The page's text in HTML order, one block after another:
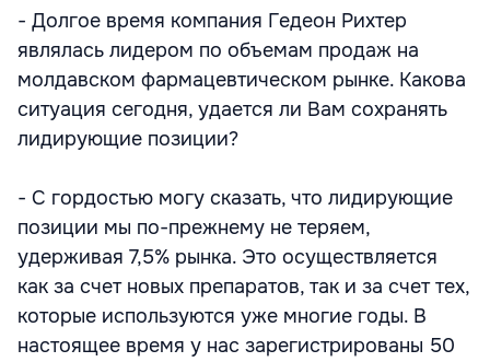
- Долгое время компания Гедеон Рихтер
являлась лидером по объемам продаж на
молдавском фармацевтическом рынке. Какова
ситуация сегодня, удается ли Вам сохранять
лидирующие позиции?
- С гордостью могу сказать, что лидирующие
позиции мы по-прежнему не теряем,
удерживая 7,5% рынка. Это осуществляется
как за счет новых препаратов, так и за счет тех,
которые используются уже многие годы. В
настоящее время у нас зарегистрированы 50